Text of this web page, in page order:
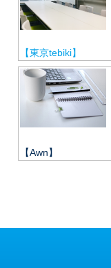
【東京tebiki】
【Awn】